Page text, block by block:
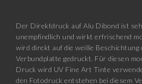
Der Direktdruck auf Alu Dibond ist
unempfindlich und wirkt erfrischend
wird direkt auf die weiße Beschichtung
Verbundplatte gedruckt. Für diesen
Druck wird UV Fine Art Tinte
den Fotodruck entstehen bei diesem